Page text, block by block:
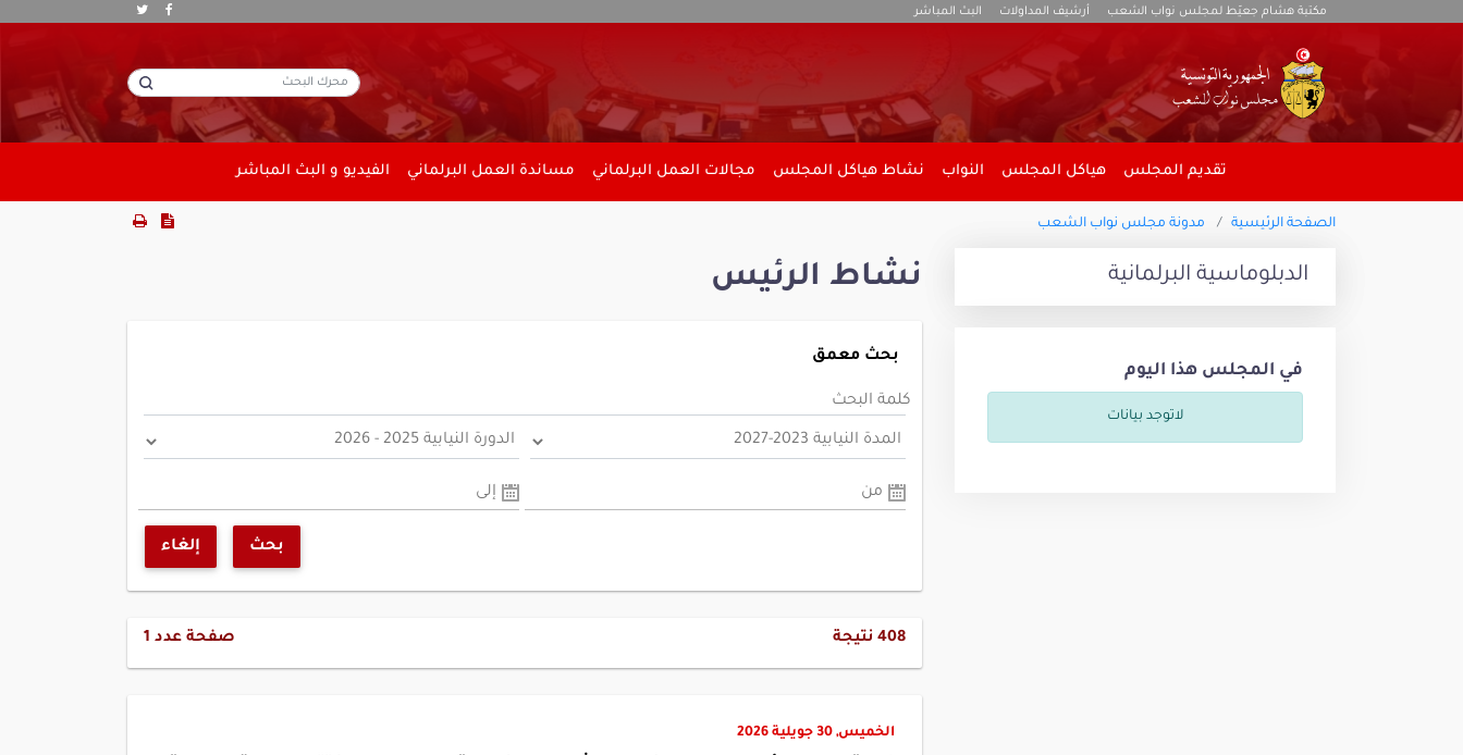
مكتبة هشام جعيّط لمجلس نواب الشعب أرشيف المداولات البث المباشر
تقديم المجلس هياكل المجلس النواب نشاط هياكل المجلس مجالات العمل البرلماني مساندة العمل البرلماني الفيديو و البث المباشر
الصفحة الرئيسية مدونة مجلس نواب الشعب
الدبلوماسية البرلمانية
في المجلس هذا اليوم
لاتوجد بيانات
نشاط الرئيس
بحث معمق
كلمة البحث
من إلى
بحث إلغاء
408 نتيجة صفحة عدد 1
الخميس, 30 جويلية 2026